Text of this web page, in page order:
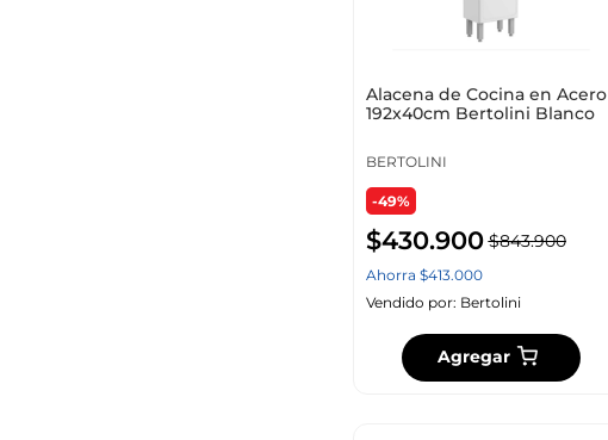
Alacena de Cocina en Acero
192x40cm Bertolini Blanco
BERTOLINI
-49%
$430.900 $843.900
Ahorra $413.000
Vendido por: Bertolini
Agregar